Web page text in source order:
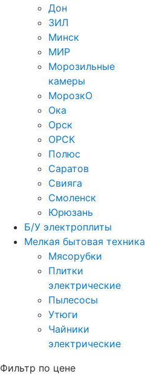
Дон
ЗИЛ
Минск
МИР
Морозильные
камеры
МорозкО
Ока
Орск
ОРСК
Полюс
Саратов
Свияга
Смоленск
Юрюзань
Б/У электроплиты
Мелкая бытовая техника
Мясорубки
Плитки
электрические
Пылесосы
Утюги
Чайники
электрические
Фильтр по цене